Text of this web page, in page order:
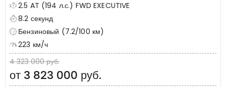
2.5 AT (194 л.с.) FWD EXECUTIVE
8.2 секунд
Бензиновый (7.2/100 км)
223 км/ч
4 323 000 руб.
от 3 823 000 руб.